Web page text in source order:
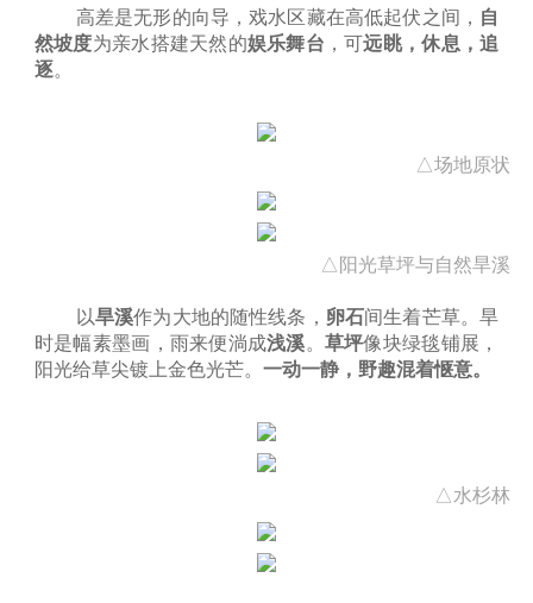
高差是无形的向导，戏水区藏在高低起伏之间， 自
然坡度为亲水搭建天然的娱乐舞台 ，可远眺，休息，追
逐。
△场地原状
△阳光草坪与自然旱溪
以旱溪作为大地的随性线条， 卵石间生着芒草。旱
时是幅素墨画，雨来便淌成浅溪。 草坪像块绿毯铺展，
阳光给草尖镀上金色光芒。 一动一静，野趣混着惬意。
△水杉林